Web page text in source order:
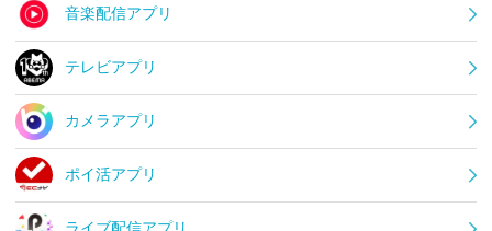
音楽配信アプリ
テレビアプリ
カメラアプリ
ポイ活アプリ